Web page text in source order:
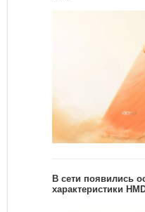
В сети появились
характеристики